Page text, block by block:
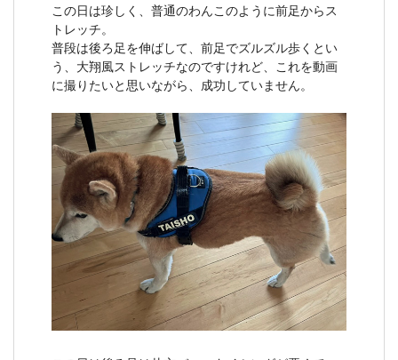
この日は珍しく、普通のわんこのように前足からス
トレッチ。
普段は後ろ足を伸ばして、前足でズルズル歩くとい
う、大翔風ストレッチなのですけれど、これを動画
に撮りたいと思いながら、成功していません。